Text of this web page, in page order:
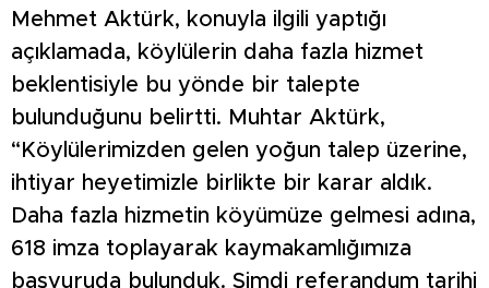
Mehmet Aktürk, konuyla ilgili yaptığı
açıklamada, köylülerin daha fazla hizmet
beklentisiyle bu yönde bir talepte
bulunduğunu belirtti. Muhtar Aktürk,
“Köylülerimizden gelen yoğun talep üzerine,
ihtiyar heyetimizle birlikte bir karar aldık.
Daha fazla hizmetin köyümüze gelmesi adına,
618 imza toplayarak kaymakamlığımıza
başvuruda bulunduk. Şimdi referandum tarihi